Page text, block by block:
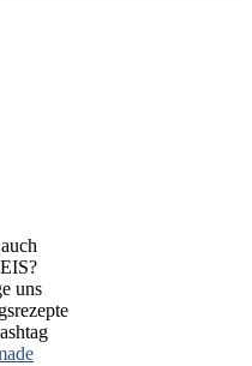
uns